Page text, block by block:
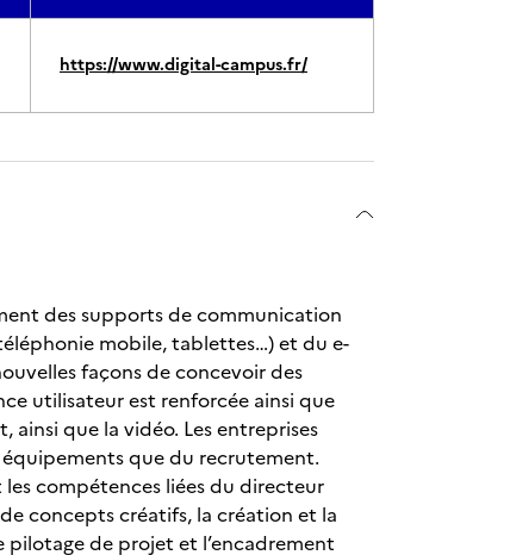
https://www.digital-campus.fr/
des supports de communication
mobile, tablettes…) et du e-
façons de concevoir des
utilisateur est renforcée ainsi que
ainsi que la vidéo. Les entreprises
que du recrutement.
compétences liées du directeur
concepts créatifs, la création et la
de projet et l’encadrement